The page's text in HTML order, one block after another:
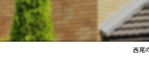
西尾